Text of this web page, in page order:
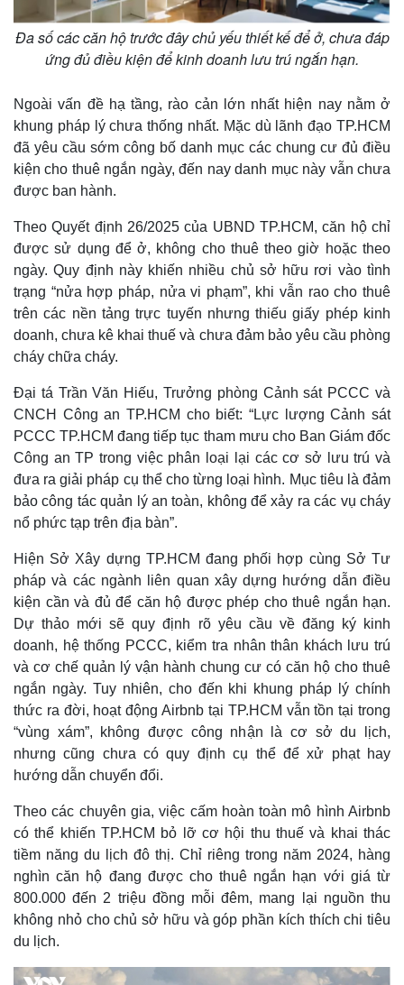
Bất động sản
Khởi nghiệp
Thị trường
Giá vàng
Tỷ giá
Chứng khoán
Giá cà phê
Đa số các căn hộ trước đây chủ yếu thiết kế để ở, chưa đáp
ứng đủ điều kiện để kinh doanh lưu trú ngắn hạn.
Ngoài vấn đề hạ tầng, rào cản lớn nhất hiện nay nằm ở
khung pháp lý chưa thống nhất. Mặc dù lãnh đạo TP.HCM
đã yêu cầu sớm công bố danh mục các chung cư đủ điều
kiện cho thuê ngắn ngày, đến nay danh mục này vẫn chưa
được ban hành.
Theo Quyết định 26/2025 của UBND TP.HCM, căn hộ chỉ
được sử dụng để ở, không cho thuê theo giờ hoặc theo
ngày. Quy định này khiến nhiều chủ sở hữu rơi vào tình
trạng “nửa hợp pháp, nửa vi phạm”, khi vẫn rao cho thuê
trên các nền tảng trực tuyến nhưng thiếu giấy phép kinh
doanh, chưa kê khai thuế và chưa đảm bảo yêu cầu phòng
cháy chữa cháy.
Đại tá Trần Văn Hiếu, Trưởng phòng Cảnh sát PCCC và
CNCH Công an TP.HCM cho biết: “Lực lượng Cảnh sát
PCCC TP.HCM đang tiếp tục tham mưu cho Ban Giám đốc
Công an TP trong việc phân loại lại các cơ sở lưu trú và
đưa ra giải pháp cụ thể cho từng loại hình. Mục tiêu là đảm
bảo công tác quản lý an toàn, không để xảy ra các vụ cháy
nổ phức tạp trên địa bàn”.
Hiện Sở Xây dựng TP.HCM đang phối hợp cùng Sở Tư
pháp và các ngành liên quan xây dựng hướng dẫn điều
kiện cần và đủ để căn hộ được phép cho thuê ngắn hạn.
Dự thảo mới sẽ quy định rõ yêu cầu về đăng ký kinh
doanh, hệ thống PCCC, kiểm tra nhân thân khách lưu trú
và cơ chế quản lý vận hành chung cư có căn hộ cho thuê
ngắn ngày. Tuy nhiên, cho đến khi khung pháp lý chính
thức ra đời, hoạt động Airbnb tại TP.HCM vẫn tồn tại trong
“vùng xám”, không được công nhận là cơ sở du lịch,
nhưng cũng chưa có quy định cụ thể để xử phạt hay
hướng dẫn chuyển đổi.
Theo các chuyên gia, việc cấm hoàn toàn mô hình Airbnb
có thể khiến TP.HCM bỏ lỡ cơ hội thu thuế và khai thác
tiềm năng du lịch đô thị. Chỉ riêng trong năm 2024, hàng
nghìn căn hộ đang được cho thuê ngắn hạn với giá từ
800.000 đến 2 triệu đồng mỗi đêm, mang lại nguồn thu
không nhỏ cho chủ sở hữu và góp phần kích thích chi tiêu
du lịch.